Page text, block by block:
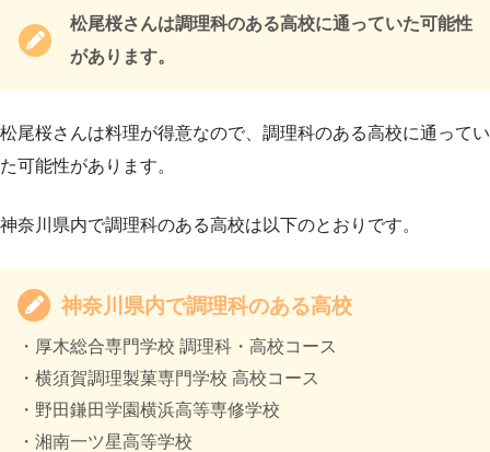
松尾桜さんは調理科のある高校に通っていた可能性
があります。
松尾桜さんは料理が得意なので、調理科のある高校に通ってい
た可能性があります。
神奈川県内で調理科のある高校は以下のとおりです。
神奈川県内で調理科のある高校
・厚木総合専門学校 調理科・高校コース
・横須賀調理製菓専門学校 高校コース
・野田鎌田学園横浜高等専修学校
・湘南一ツ星高等学校